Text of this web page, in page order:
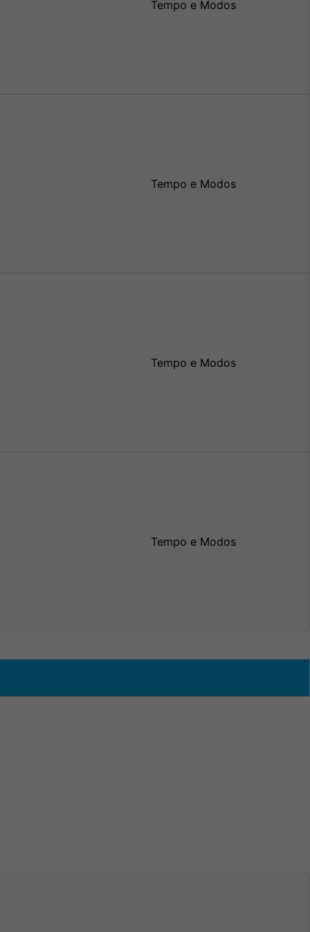
Tempo e Modos
Tempo e Modos
Tempo e Modos
Tempo e Modos